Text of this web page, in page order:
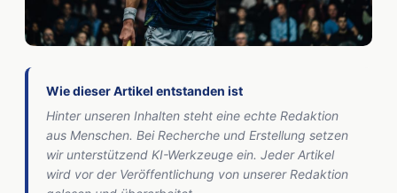
Wie dieser Artikel entstanden ist
Hinter unseren Inhalten steht eine echte Redaktion
aus Menschen. Bei Recherche und Erstellung setzen
wir unterstützend KI-Werkzeuge ein. Jeder Artikel
wird vor der Veröffentlichung von unserer Redaktion